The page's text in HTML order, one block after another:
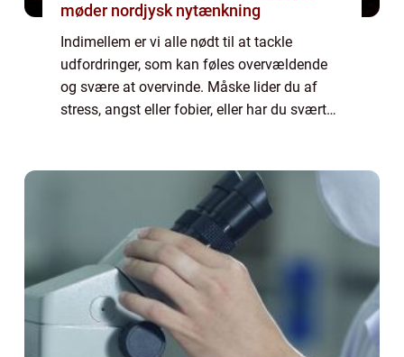
møder nordjysk nytænkning
Indimellem er vi alle nødt til at tackle
udfordringer, som kan føles overvældende
og svære at overvinde. Måske lider du af
stress, angst eller fobier, eller har du svært